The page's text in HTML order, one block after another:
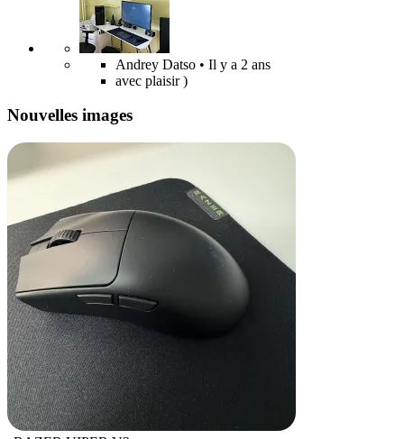
Andrey Datso • Il y a 2 ans
avec plaisir )
Nouvelles images